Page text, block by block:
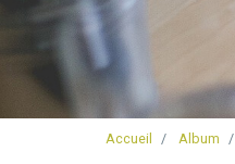
Accueil Album